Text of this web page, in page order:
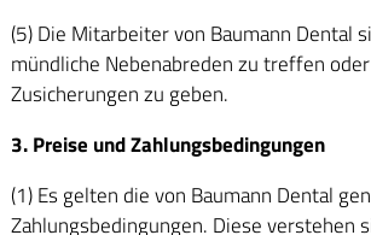
(5) Die Mitarbeiter von Baumann Dental
mündliche Nebenabreden zu treffen
Zusicherungen zu geben.
3. Preise und Zahlungsbedingungen
(1) Es gelten die von Baumann Dental
Zahlungsbedingungen. Diese verstehen